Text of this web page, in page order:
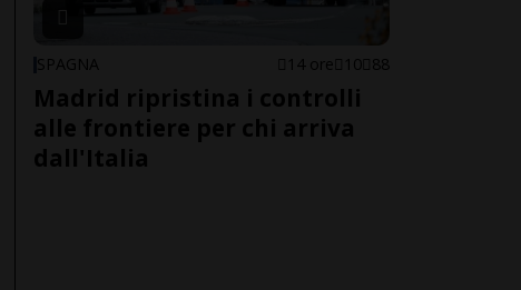
SPAGNA 14 ore 10 88
Madrid ripristina i controlli
alle frontiere per chi arriva
dall'Italia